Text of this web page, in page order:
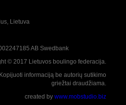
Lietuva
AB Swedbank
© 2017 Lietuvos boulingo federacija.
informaciją be autorių sutikimo
griežtai draudžiama.
created by www.mobstudio.biz